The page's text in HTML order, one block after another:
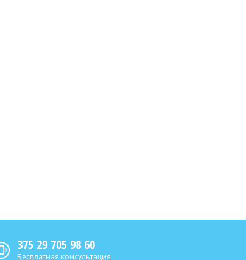
375 29 705 98 60
Бесплатная консультация